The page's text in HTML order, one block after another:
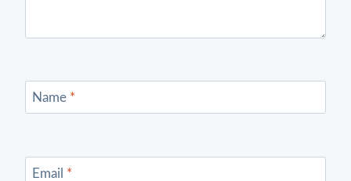
Name *
Email *